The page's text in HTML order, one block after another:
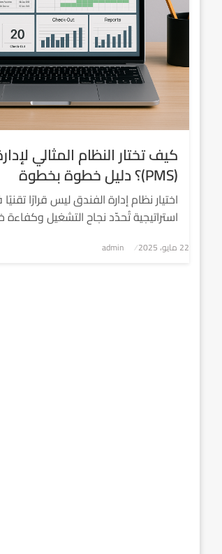
كيف تختار النظام المثالي
(PMS)؟ دليل خطوة بخطوة
اختيار نظام إدارة الفندق ليس قرارًا
استراتيجية تُحدّد نجاح التشغيل
نُشر
22 مايو، 2025 admin